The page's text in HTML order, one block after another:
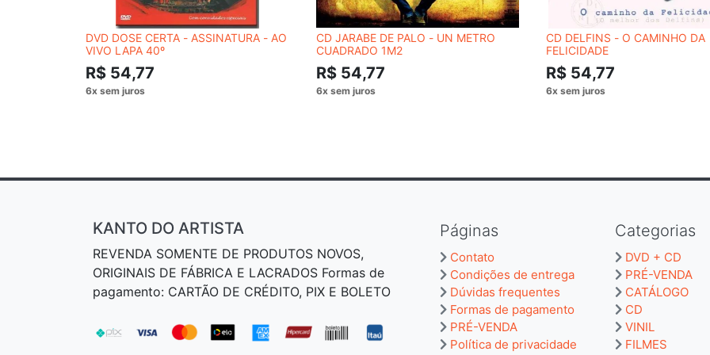
DVD DOSE CERTA - ASSINATURA - AO
VIVO LAPA 40º
R$ 54,77
CD JARABE DE PALO - UN METRO
CUADRADO 1M2
R$ 54,77
CD DELFINS - O CAMINHO DA
FELICIDADE
R$ 54,77
Páginas
Contato
Condições de entrega
Dúvidas frequentes
Formas de pagamento
PRÉ-VENDA
Política de privacidade
Categorias
DVD + CD
PRÉ-VENDA
CATÁLOGO
CD
VINIL
FILMES
KANTO DO ARTISTA
REVENDA SOMENTE DE PRODUTOS NOVOS,
ORIGINAIS DE FÁBRICA E LACRADOS Formas de
pagamento: CARTÃO DE CRÉDITO, PIX E BOLETO